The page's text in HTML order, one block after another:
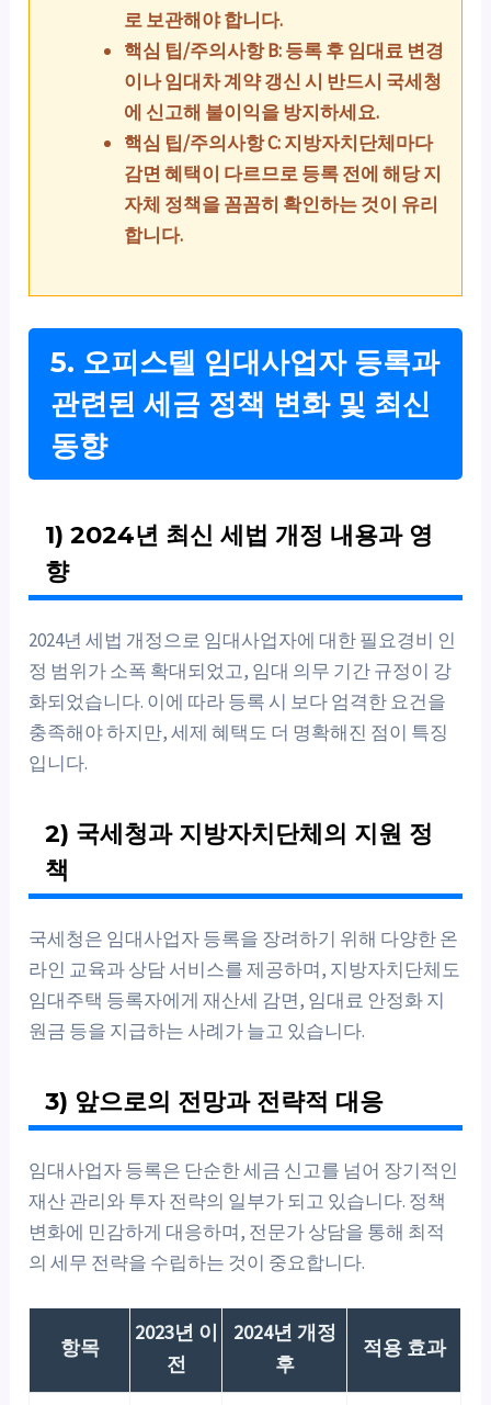
로 보관해야 합니다.
핵심 팁/주의사항 B: 등록 후 임대료 변경
이나 임대차 계약 갱신 시 반드시 국세청
에 신고해 불이익을 방지하세요.
핵심 팁/주의사항 C: 지방자치단체마다
감면 혜택이 다르므로 등록 전에 해당 지
자체 정책을 꼼꼼히 확인하는 것이 유리
합니다.
5. 오피스텔 임대사업자 등록과
관련된 세금 정책 변화 및 최신
동향
1) 2024년 최신 세법 개정 내용과 영
향
2024년 세법 개정으로 임대사업자에 대한 필요경비 인
정 범위가 소폭 확대되었고, 임대 의무 기간 규정이 강
화되었습니다. 이에 따라 등록 시 보다 엄격한 요건을
충족해야 하지만, 세제 혜택도 더 명확해진 점이 특징
입니다.
2) 국세청과 지방자치단체의 지원 정
책
국세청은 임대사업자 등록을 장려하기 위해 다양한 온
라인 교육과 상담 서비스를 제공하며, 지방자치단체도
임대주택 등록자에게 재산세 감면, 임대료 안정화 지
원금 등을 지급하는 사례가 늘고 있습니다.
3) 앞으로의 전망과 전략적 대응
임대사업자 등록은 단순한 세금 신고를 넘어 장기적인
재산 관리와 투자 전략의 일부가 되고 있습니다. 정책
변화에 민감하게 대응하며, 전문가 상담을 통해 최적
의 세무 전략을 수립하는 것이 중요합니다.
항목
2023년 이
전
2024년 개정
후
적용 효과